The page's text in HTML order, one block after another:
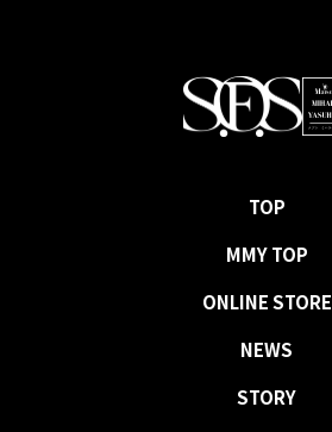
TOP
MMY TOP
ONLINE STORE
NEWS
STORY